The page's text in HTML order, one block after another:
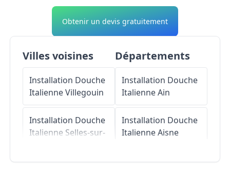
Obtenir un devis gratuitement
Villes voisines
Installation Douche
ItalienneVillegouin
Installation Douche
Italienne Selles-sur-
Départements
Installation Douche
ItalienneAin
Installation Douche
ItalienneAisne
Installation Douche